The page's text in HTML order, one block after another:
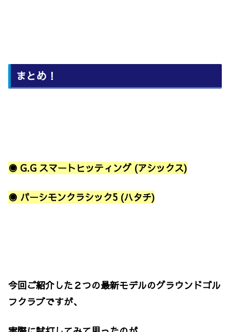
まとめ！
◉ G.G スマートヒッティング (アシックス)
◉ パーシモンクラシック5 (ハタチ)
今回ご紹介した２つの最新モデルのグラウンドゴル
フクラブですが、